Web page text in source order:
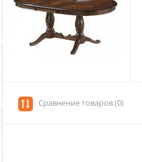
Сравнение товаров (0)